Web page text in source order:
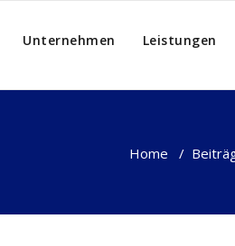
Unternehmen Leistungen
Home /